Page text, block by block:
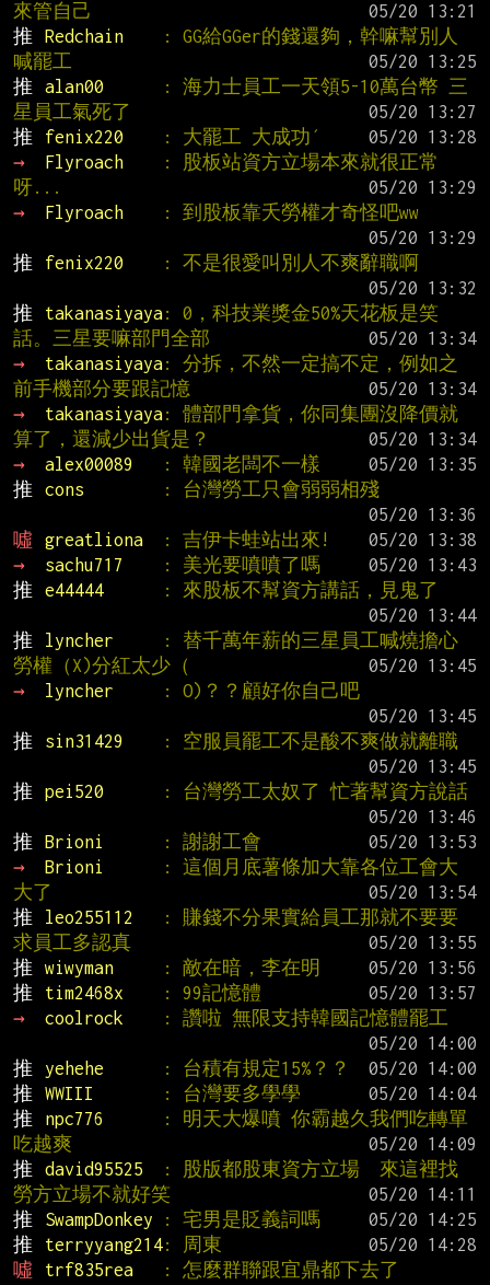
來管自己
推
Redchain
: GG給GGer的錢還夠，幹嘛幫別人
喊罷工
推
alan00
: 海力士員工一天領5-10萬台幣 三
星員工氣死了
推
fenix220 : 大罷工 大成功ˊ
→
Flyroach
: 股板站資方立場本來就很正常
呀...
→
Flyroach
: 到股板靠夭勞權才奇怪吧ww
推
fenix220
: 不是很愛叫別人不爽辭職啊
推
takanasiyaya: 0，科技業獎金50%天花板是笑
話。三星要嘛部門全部
→
takanasiyaya: 分拆，不然一定搞不定，例如之
前手機部分要跟記憶
→
takanasiyaya: 體部門拿貨，你同集團沒降價就
算了，還減少出貨是？
→
alex00089 : 韓國老闆不一樣
推
cons
: 台灣勞工只會弱弱相殘
噓
greatliona : 吉伊卡蛙站出來!
→
sachu717 : 美光要噴噴了嗎
推
e44444
: 來股板不幫資方講話，見鬼了
推
lyncher
: 替千萬年薪的三星員工喊燒擔心
勞權（X)分紅太少（
→
lyncher
: O)？？顧好你自己吧
推
sin31429
: 空服員罷工不是酸不爽做就離職
推
pei520
: 台灣勞工太奴了 忙著幫資方說話
推
Brioni : 謝謝工會
→
Brioni
: 這個月底薯條加大靠各位工會大
大了
推
leo255112
: 賺錢不分果實給員工那就不要要
求員工多認真
推
wiwyman : 敵在暗，李在明
推
tim2468x : 99記憶體
→
coolrock
: 讚啦 無限支持韓國記憶體罷工
推
yehehe : 台積有規定15%？？
推
WWIII : 台灣要多學學
推
npc776
: 明天大爆噴 你霸越久我們吃轉單
吃越爽
推
david95525
: 股版都股東資方立場  來這裡找
勞方立場不就好笑
推
SwampDonkey : 宅男是貶義詞嗎
推
terryyang214: 周東
噓
trf835rea
: 怎麼群聯跟宜鼎都下去了